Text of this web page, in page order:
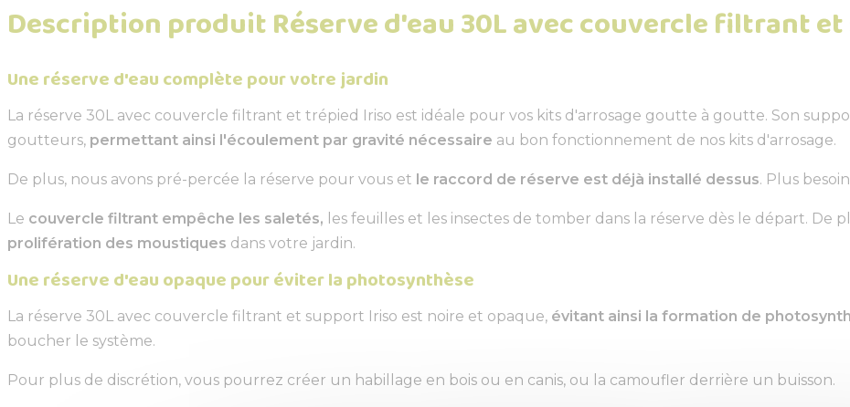
Description produit Réserve d'eau 30L avec couvercle filtrant
Une réserve d'eau complète pour votre jardin
La réserve 30L avec couvercle filtrant et trépied Iriso est idéale pour vos kits d'arrosage goutte à goutte. Son
goutteurs, permettant ainsi l'écoulement par gravité nécessaire au bon fonctionnement de nos kits d'arrosage.
De plus, nous avons pré-percée la réserve pour vous et le raccord de réserve est déjà installé dessus. Plus
Le couvercle filtrant empêche les saletés, les feuilles et les insectes de tomber dans la réserve dès le départ. De
prolifération des moustiques dans votre jardin.
Une réserve d'eau opaque pour éviter la photosynthèse
La réserve 30L avec couvercle filtrant et support Iriso est noire et opaque, évitant ainsi la formation de
boucher le système.
Pour plus de discrétion, vous pourrez créer un habillage en bois ou en canis, ou la camoufler derrière un buisson.